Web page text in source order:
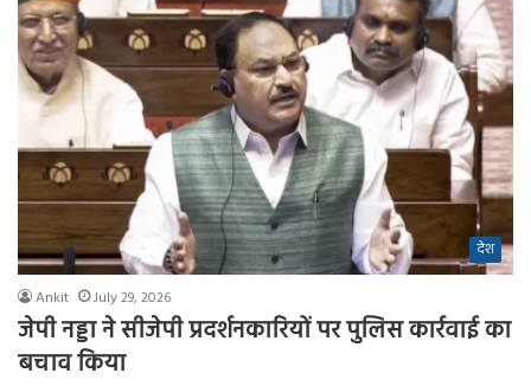
देश
Ankit July 29, 2026
जेपी नड्डा ने सीजेपी प्रदर्शनकारियों पर पुलिस कार्रवाई का
बचाव किया